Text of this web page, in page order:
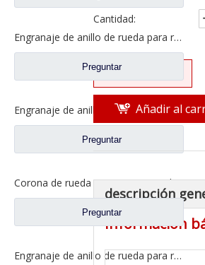
Engranaje de anillo de rueda para repuestos de camiones Shacman Delong 81.35111.0021
Preguntar
Engranaje de anillo de rueda para repuestos de camiones Sinotruk Howo WG9981340051
Preguntar
Corona de rueda para repuestos de camiones Sinotruk Howo WG9231340123
Preguntar
Engranaje de anillo de rueda para repuestos de camiones Sinotruk Steyr 712W35111-0043
Cantidad:
Preguntar
Añadir al
descripción
Información